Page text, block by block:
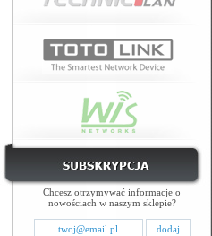
Chcesz otrzymywać informacje o
nowościach w naszym sklepie?